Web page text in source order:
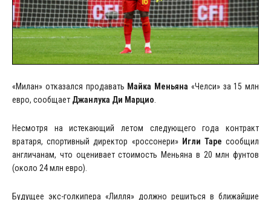
«Милан» отказался продавать Майка Меньяна «Челси» за 15 млн
евро, сообщает Джанлука Ди Марцио
Несмотря на истекающий летом следующего года контракт
вратаря, спортивный директор «россонери» Игли Таре сообщил
англичанам, что оценивает стоимость Меньяна в 20 млн фунтов
(около 24 млн евро).
Будущее экс-голкипера «Лилля» должно решиться в ближайшие